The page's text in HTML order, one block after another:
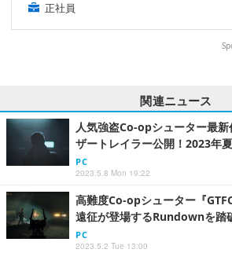
正社員
関連ニュース
人気強盗Co-opシューター最新
ザートレイラー公開！2023年
PC
2023.5.8 Mon 19:22
高難度Co-opシューター『
遠征が登場するRundownを踏
PC
2023.5.2 Tue 13:00